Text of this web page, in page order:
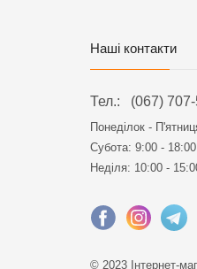
Наші контакти
Тел.: (067)
Понеділок -
Субота: 9:00 - 18:00
Неділя: 10:00 -
© 2023 Інтернет-